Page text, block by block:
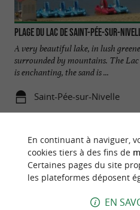
Plage du Lac de Saint-Pée-sur-
A very beautiful lake, in lush
surrounded by mountains. The Lac
is enchanting, the sand is ...
Saint-Pée-sur-Nivelle
NOUS AVONS
En continuant à naviguer,
cookies tiers à des fins de
Certaines pages du site
les plateformes déposent
EN